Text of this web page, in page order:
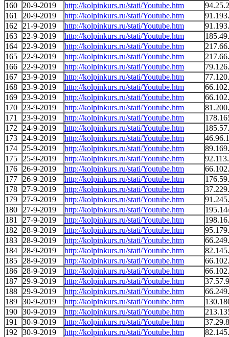
160
20-9-2019 http://kolpinkurs.ru/stati/Youtube.htm
161
20-9-2019 http://kolpinkurs.ru/stati/Youtube.htm
162
21-9-2019 http://kolpinkurs.ru/stati/Youtube.htm
163
22-9-2019 http://kolpinkurs.ru/stati/Youtube.htm
164
22-9-2019 http://kolpinkurs.ru/stati/Youtube.htm
165
22-9-2019 http://kolpinkurs.ru/stati/Youtube.htm
166
22-9-2019 http://kolpinkurs.ru/stati/Youtube.htm
167
23-9-2019 http://kolpinkurs.ru/stati/Youtube.htm
168
23-9-2019 http://kolpinkurs.ru/stati/Youtube.htm
169
23-9-2019 http://kolpinkurs.ru/stati/Youtube.htm
170
23-9-2019 http://kolpinkurs.ru/stati/Youtube.htm
171
23-9-2019 http://kolpinkurs.ru/stati/Youtube.htm
172
24-9-2019 http://kolpinkurs.ru/stati/Youtube.htm
173
24-9-2019 http://kolpinkurs.ru/stati/Youtube.htm
174
25-9-2019 http://kolpinkurs.ru/stati/Youtube.htm
175
25-9-2019 http://kolpinkurs.ru/stati/Youtube.htm
176
26-9-2019 http://kolpinkurs.ru/stati/Youtube.htm
177
26-9-2019 http://kolpinkurs.ru/stati/Youtube.htm
178
27-9-2019 http://kolpinkurs.ru/stati/Youtube.htm
179
27-9-2019 http://kolpinkurs.ru/stati/Youtube.htm
180
27-9-2019 http://kolpinkurs.ru/stati/Youtube.htm
181
27-9-2019 http://kolpinkurs.ru/stati/Youtube.htm
182
28-9-2019 http://kolpinkurs.ru/stati/Youtube.htm
183
28-9-2019 http://kolpinkurs.ru/stati/Youtube.htm
184
28-9-2019 http://kolpinkurs.ru/stati/Youtube.htm
185
28-9-2019 http://kolpinkurs.ru/stati/Youtube.htm
186
28-9-2019 http://kolpinkurs.ru/stati/Youtube.htm
187
29-9-2019 http://kolpinkurs.ru/stati/Youtube.htm
188
29-9-2019 http://kolpinkurs.ru/stati/Youtube.htm
189 30-9-2019 http://kolpinkurs.ru/stati/Youtube.htm
190 30-9-2019 http://kolpinkurs.ru/stati/Youtube.htm
191
30-9-2019 http://kolpinkurs.ru/stati/Youtube.htm
192
30-9-2019 http://kolpinkurs.ru/stati/Youtube.htm